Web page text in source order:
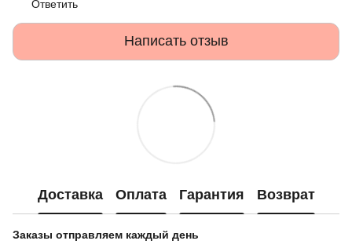
Ответить
Написать отзыв
Доставка Оплата Гарантия Возврат
Заказы отправляем каждый день